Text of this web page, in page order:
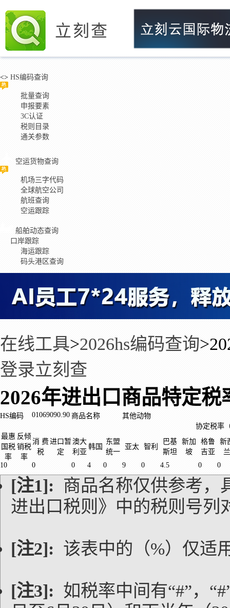
立刻查
<> HS编码查询
批量查询
申报要素
3C认证
税则目录
通关参数
空运货物查询
机场三字代码
全球航空公司
航班查询
空运跟踪
船舶动态查询
口岸跟踪
海运跟踪
码头港区查询
在线工具>2026hs编码查询>
登录立刻查
2026年进出口商品特定税
HS编码 01069090.90 商品名称
其他动物
协定税率
最惠
国税
率
反倾
销税
率
消 费
税
进口暂
定
澳大
利亚
韩国
东盟
统一
亚太 智利
巴基
斯坦
新加
坡
格鲁
吉亚
新
兰
10
0 0 4 0 9 0 4.5 0 0
[注1]: 商品名称仅供参考，
进出口税则》中的税则号列
[注2]: 该表中的（%）仅适
[注3]: 如税率中间有“#”，